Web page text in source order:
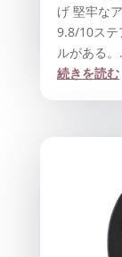
げ 堅牢な
9.8/10ステ
ルがある。
続きを読む